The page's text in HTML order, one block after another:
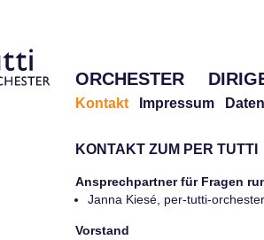
ORCHESTER
Kontakt Impressum
KONTAKT ZUM PER TUTTI
Ansprechpartner für Fragen
Janna Kiesé, per-tutti-
Vorstand